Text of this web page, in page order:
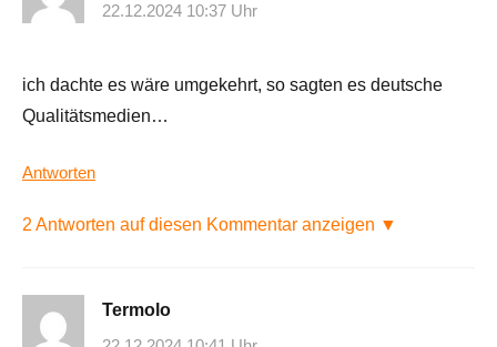
22.12.2024 10:37 Uhr
ich dachte es wäre umgekehrt, so sagten es deutsche
Qualitätsmedien…
Antworten
2 Antworten auf diesen Kommentar anzeigen ▼
Termolo